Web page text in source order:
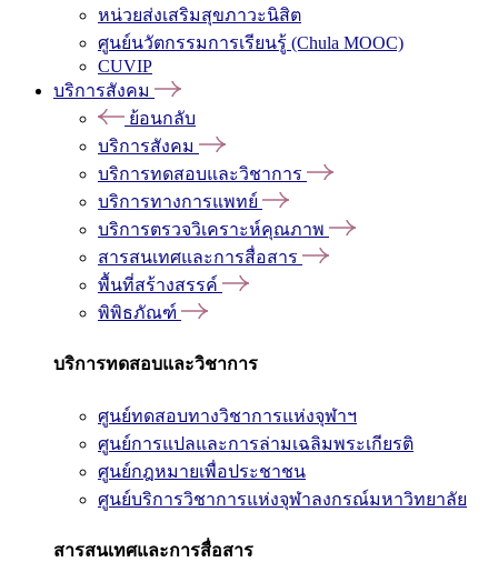
หน่วยส่งเสริมสุขภาวะนิสิต
ศูนย์นวัตกรรมการเรียนรู้ (Chula MOOC)
CUVIP
บริการสังคม
ย้อนกลับ
บริการสังคม
บริการทดสอบและวิชาการ
บริการทางการแพทย์
บริการตรวจวิเคราะห์คุณภาพ
สารสนเทศและการสื่อสาร
พื้นที่สร้างสรรค์
พิพิธภัณฑ์
บริการทดสอบและวิชาการ
ศูนย์ทดสอบทางวิชาการแห่งจุฬาฯ
ศูนย์การแปลและการล่ามเฉลิมพระเกียรติ
ศูนย์กฎหมายเพื่อประชาชน
ศูนย์บริการวิชาการแห่งจุฬาลงกรณ์มหาวิทยาลัย
สารสนเทศและการสื่อสาร